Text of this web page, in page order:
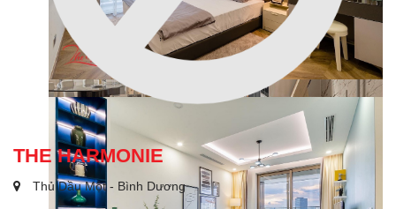
THE HARMONIE
Thủ Dầu Một - Bình Dương